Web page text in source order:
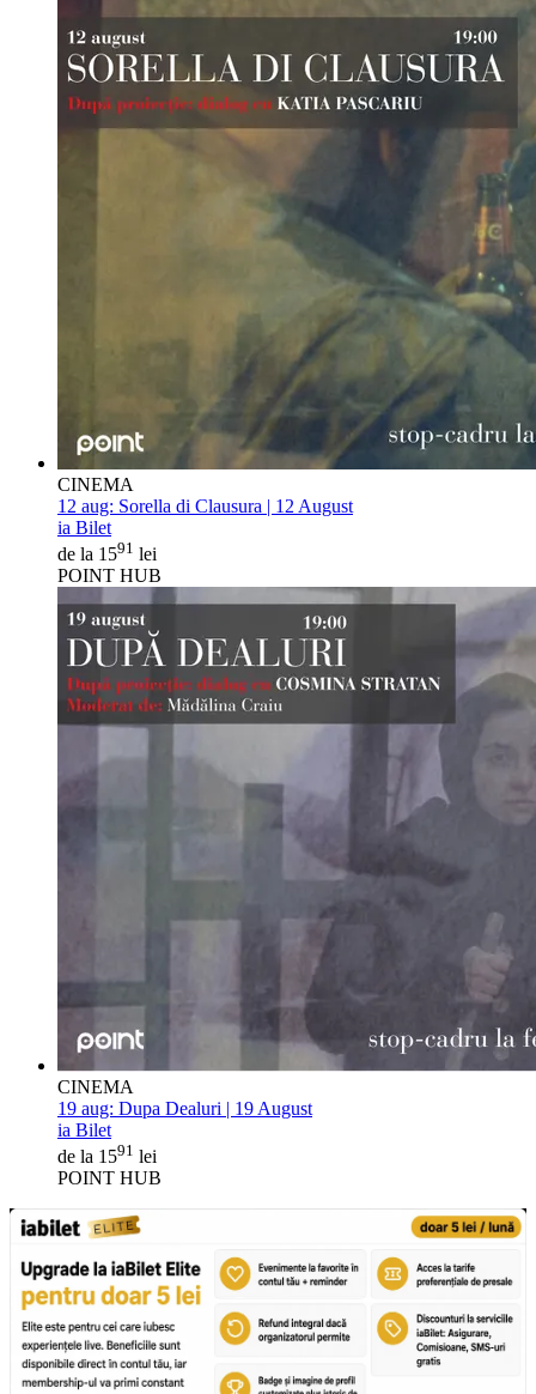
CINEMA
12 aug: Sorella di Clausura | 12 August
ia Bilet
de la 1591 lei
POINT HUB
CINEMA
19 aug: Dupa Dealuri | 19 August
ia Bilet
de la 1591 lei
POINT HUB